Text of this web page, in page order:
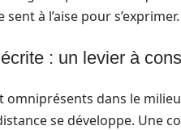
à l’aise pour s’exprimer.
: un levier à
omniprésents dans le
se développe. Une